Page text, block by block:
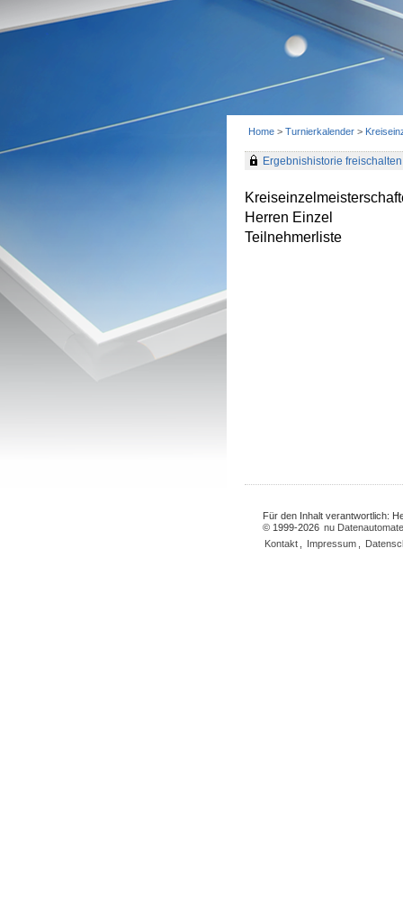
Home > Turnierkalender >
Ergebnishistorie freischalten
Herren Einzel
Teilnehmerliste
Für den Inhalt verantwortlich:
© 1999-2026 nu
Kontakt
Impressum